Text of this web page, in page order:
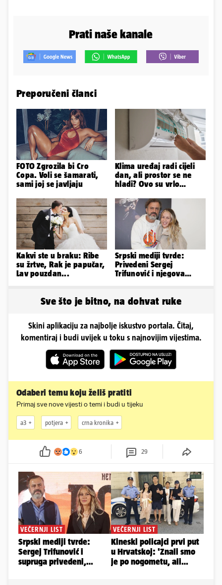
Prati naše kanale
Preporučeni članci
FOTO Zgrozila bi Cro
Copa. Voli se šamarati,
sami joj se javljaju
Klima uređaj radi cijeli
dan, ali prostor se ne
hladi? Ovo su vrlo
Kakvi ste u braku: Ribe
su žrtve, Rak je papučar,
Lav pouzdan...
Srpski mediji tvrde:
Privedeni Sergej
Trifunović i njegova
Sve što je bitno, na dohvat ruke
Skini aplikaciju za najbolje iskustvo portala. Čitaj,
komentiraj i budi uvijek u toku s najnovijim vijestima.
Odaberi temu koju želiš pratiti
Primaj sve nove vijesti o temi i budi u tijeku
a3 potjera crna kronika
6 29